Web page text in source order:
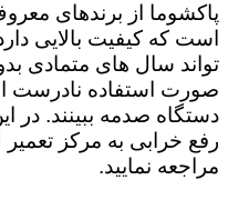
پاکشوما از برندهای
است که کیفیت بالایی
تواند سال های متمادی
صورت استفاده نادرست
دستگاه صدمه ببینند.
رفع خرابی به مرکز
مراجعه نمایید.